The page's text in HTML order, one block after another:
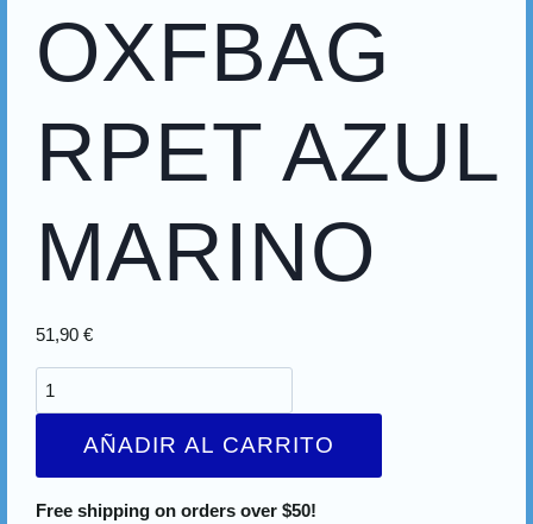
OXFBAG
RPET AZUL
MARINO
51,90 €
AÑADIR AL CARRITO
Free shipping on orders over $50!